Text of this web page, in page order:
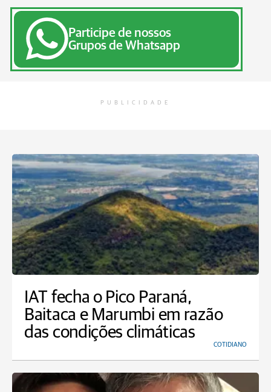
Participe de nossos
Grupos de Whatsapp
PUBLICIDADE
IAT fecha o Pico Paraná,
Baitaca e Marumbi em razão
das condições climáticas
COTIDIANO